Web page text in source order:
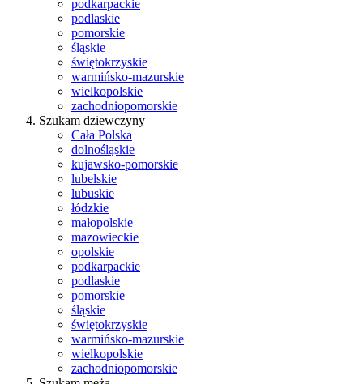
podkarpackie
podlaskie
pomorskie
śląskie
świętokrzyskie
warmińsko-mazurskie
wielkopolskie
zachodniopomorskie
Szukam dziewczyny
Cała Polska
dolnośląskie
kujawsko-pomorskie
lubelskie
lubuskie
łódzkie
małopolskie
mazowieckie
opolskie
podkarpackie
podlaskie
pomorskie
śląskie
świętokrzyskie
warmińsko-mazurskie
wielkopolskie
zachodniopomorskie